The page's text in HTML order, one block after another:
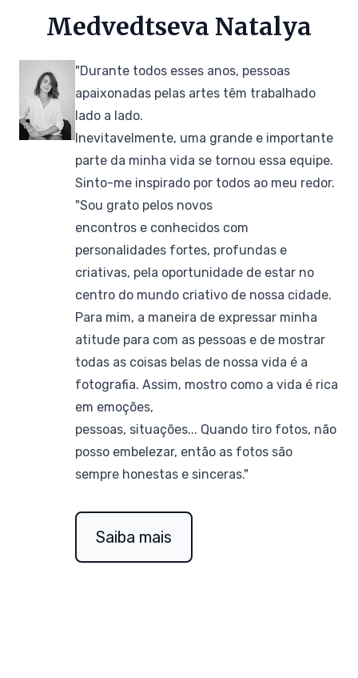
Medvedtseva Natalya
"Durante todos esses anos, pessoas
apaixonadas pelas artes têm trabalhado
lado a lado.
Inevitavelmente, uma grande e importante
parte da minha vida se tornou essa equipe.
Sinto-me inspirado por todos ao meu redor.
"Sou grato pelos novos
encontros e conhecidos com
personalidades fortes, profundas e
criativas, pela oportunidade de estar no
centro do mundo criativo de nossa cidade.
Para mim, a maneira de expressar minha
atitude para com as pessoas e de mostrar
todas as coisas belas de nossa vida é a
fotografia. Assim, mostro como a vida é rica
em emoções,
pessoas, situações... Quando tiro fotos, não
posso embelezar, então as fotos são
sempre honestas e sinceras."
Saiba mais